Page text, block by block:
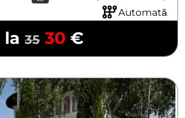
Automată
la 35 30 €